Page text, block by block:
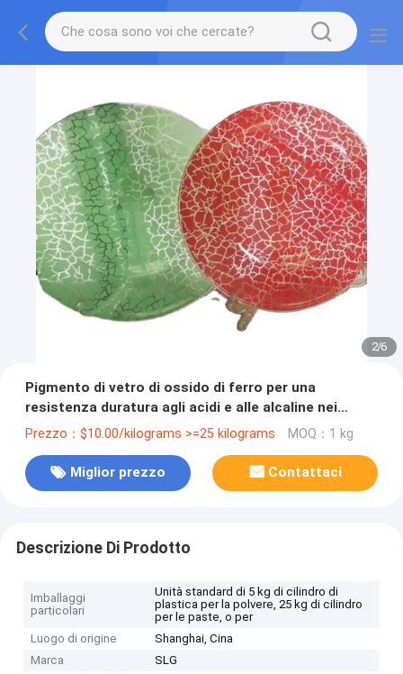
2/6
Pigmento di vetro di ossido di ferro per una
resistenza duratura agli acidi e alle alcaline nei
vasetti e nei vetri
Prezzo：$10.00/kilograms >=25 kilograms MOQ：1 kg
Miglior prezzo Contattaci
Descrizione Di Prodotto
Imballaggi
particolari
Unità standard di 5 kg di cilindro di
plastica per la polvere, 25 kg di cilindro
per le paste, o per
Luogo di origine
Shanghai, Cina
Marca
SLG